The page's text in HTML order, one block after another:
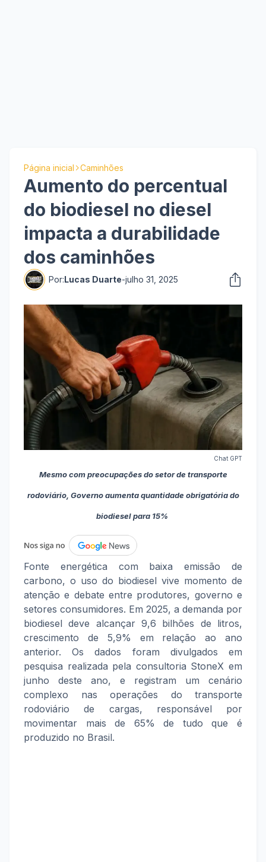
Página inicial Caminhões
Aumento do percentual
do biodiesel no diesel
impacta a durabilidade
dos caminhões
Por:Lucas Duarte-julho 31, 2025
Chat GPT
Mesmo com preocupações do setor de transporte
rodoviário, Governo aumenta quantidade obrigatória do
biodiesel para 15%
Fonte energética com baixa emissão de
carbono, o uso do biodiesel vive momento de
atenção e debate entre produtores, governo e
setores consumidores. Em 2025, a demanda por
biodiesel deve alcançar 9,6 bilhões de litros,
crescimento de 5,9% em relação ao ano
anterior. Os dados foram divulgados em
pesquisa realizada pela consultoria StoneX em
junho deste ano, e registram um cenário
complexo nas operações do transporte
rodoviário de cargas, responsável por
movimentar mais de 65% de tudo que é
produzido no Brasil.